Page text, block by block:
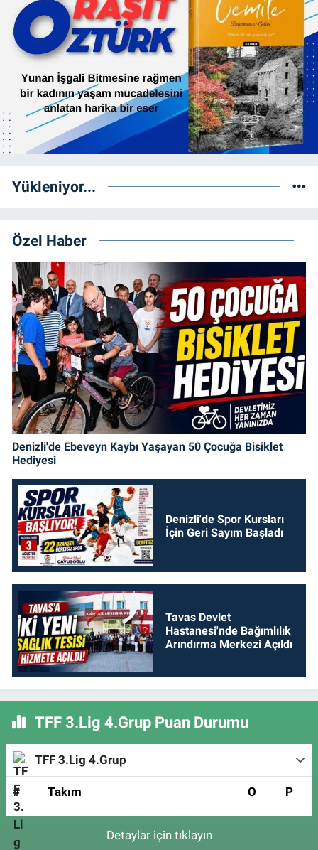
Yükleniyor...
Özel Haber
Denizli'de Ebeveyn Kaybı Yaşayan 50 Çocuğa Bisiklet
Hediyesi
Denizli'de Spor Kursları
İçin Geri Sayım Başladı
Tavas Devlet
Hastanesi'nde Bağımlılık
Arındırma Merkezi Açıldı
TFF 3.Lig 4.Grup Puan Durumu
TFF 3.Lig 4.Grup
# Takım O P
Detaylar için tıklayın